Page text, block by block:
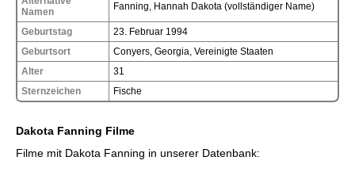
Namen
Fanning, Hannah Dakota (vollständiger Name)
Geburtstag
23. Februar 1994
Geburtsort
Conyers, Georgia, Vereinigte Staaten
Alter
31
Sternzeichen
Fische
Dakota Fanning Filme
Filme mit Dakota Fanning in unserer Datenbank: